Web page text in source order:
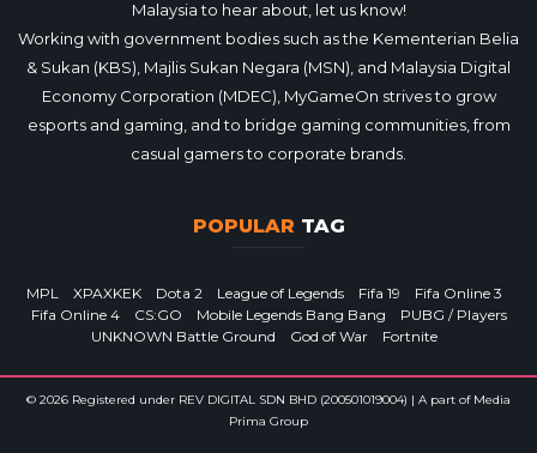
Malaysia to hear about, let us know!
Working with government bodies such as the Kementerian Belia
& Sukan (KBS), Majlis Sukan Negara (MSN), and Malaysia Digital
Economy Corporation (MDEC), MyGameOn strives to grow
esports and gaming, and to bridge gaming communities, from
casual gamers to corporate brands.
POPULAR TAG
MPL XPAXKEK Dota 2 League of Legends Fifa 19
Fifa Online 3
Fifa Online 4
CS:GO Mobile Legends Bang Bang
PUBG / Players
UNKNOWN Battle Ground
God of War Fortnite
© 2026 Registered under REV DIGITAL SDN BHD (200501019004) | A part of Media
Prima Group